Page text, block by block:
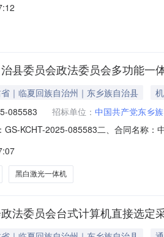
法委员会联系方式：13909302149供应
县委员会政法委员会多功能一
｜临夏回族自治州｜东乡族自治县
085583 招标单位： 中国共产党东乡
GS-KCHT-2025-085583二、合同名称
会政法委员会联系方式：13909302149
黑白激光一体机
法委员会台式计算机直接选定